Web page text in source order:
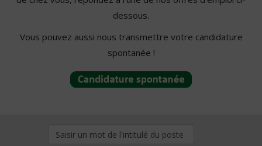
dessous.
Vous pouvez aussi nous transmettre votre candidature
spontanée !